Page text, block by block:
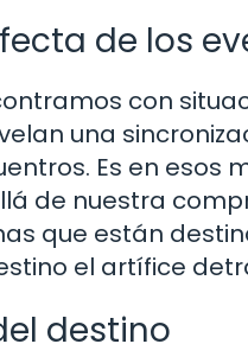
de los
con
una
Es en esos
de nuestra
que están
el artífice
destino